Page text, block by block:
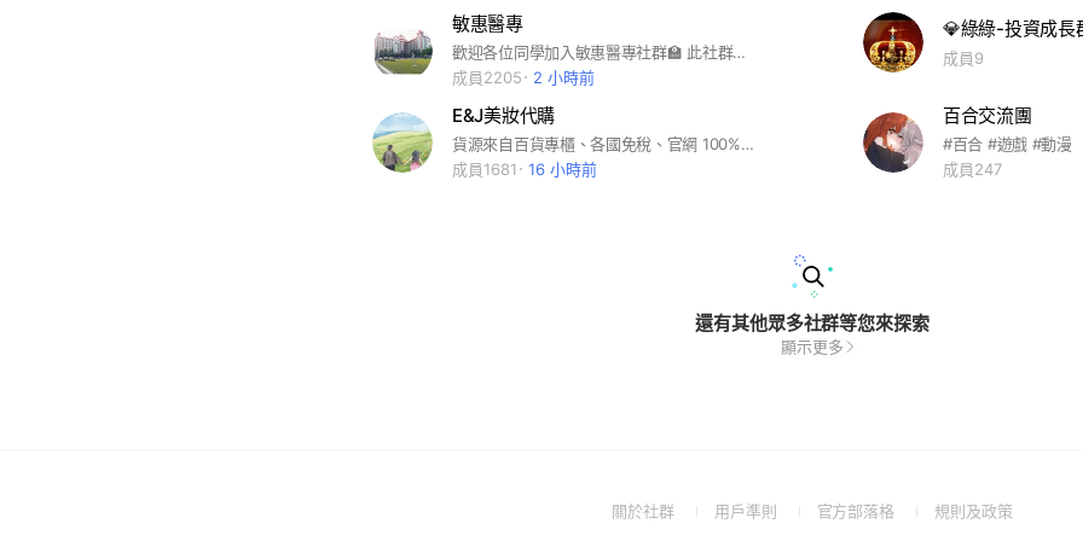
敏惠醫專
歡迎各位同學加入敏惠醫專社群🏫 此社群是希望同學都能開心自在的聊天。 但也請各位同學遵守版規，若違反以下規定管理員有權踢除，謝謝。 一、禁止洩漏個資，若分享個人聯繫資訊而被騷擾，請自行負責。未經他人同意禁止分享他人的聯繫資訊。 二、發言請尊重且有禮貌，勿帶有髒字、色情、人生攻擊等字眼。 三、大家在這裡一起聊天，請友善，不要吵架、辱罵他人，或者討論別人私事、散播他人訊息。 ⚠️以上版規若未提到，但影響到成員管理員將會討論決定⚠️ 請大家嘴巴放乾淨，雖然是匿名但也請不要隨便！
成員2205
2 小時前
💎綠綠-投資成長
成員9
E&J美妝代購
貨源來自百貨專櫃、各國免稅、官網 100%保證正品‎( ˶ˊᵕˋ)੭♡讓我來為您服務🫶🏻 #美妝#美妝代購#香水#保養#精品#精品代購#代購#香氛#保養品#化妝品#歐美代購#韓國代購#日本代購#團購#香水#各國代購#蘭蔻 #Ysl #雅詩蘭黛 #品木宣言 #契爾氏 #bobbibrown #植村秀 #Mac#jomalone#海洋拉娜#la mer #le labo#chanel#Tomford#Diptyque#Byredo#香水#潘海利根#mfk#香奈兒#Dior#刷具#新品#克蘭詩#唇蜜#唇膏#粉底液#粉底#彩妝#連線#韓國#保養品 #代購 #團購 #專櫃 #國外進口#粉餅#保養品#卡詩#護髮油#GA#Nars#潔顏油#卸妝油#卸妝膏#精華液#韓國連線
成員1681
16 小時前
百合交流團
#百合 #遊戲 #動漫
成員247
還有其他眾多社群等您來探索
顯示更多
關於社群
(Open用戶準則
(Open官方部落格
(Open規則及政策(Open